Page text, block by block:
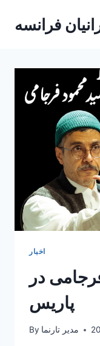
فرانسه
اخبار
در
پاریس
By مدیر تارنما